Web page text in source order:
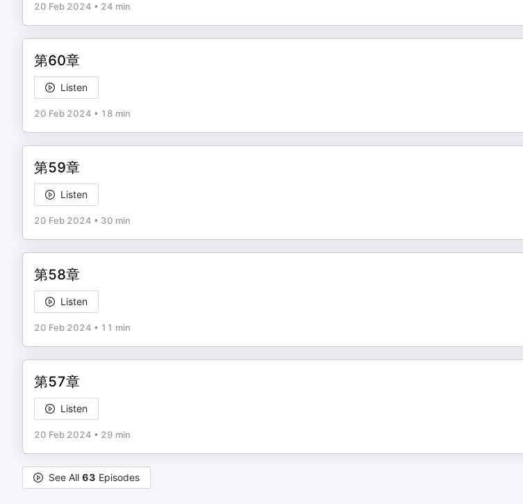
20 Feb 2024 • 24 min
第60章
Listen
20 Feb 2024 • 18 min
第59章
Listen
20 Feb 2024 • 30 min
第58章
Listen
20 Feb 2024 • 11 min
第57章
Listen
20 Feb 2024 • 29 min
See All 63 Episodes